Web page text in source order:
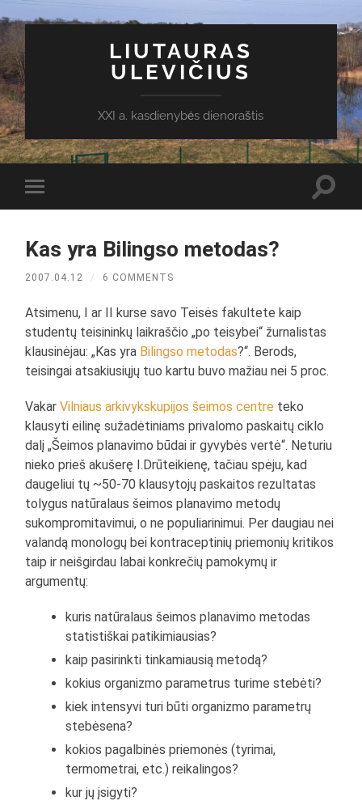
LIUTAURAS
ULEVIČIUS
XXI a. kasdienybės dienoraštis
Toggle
mobile
Kas yra Bilingso metodas?
2007.04.12 / 6 COMMENTS
Atsimenu, I ar II kurse savo Teisės fakultete kaip
studentų teisininkų laikraščio „po teisybei“ žurnalistas
klausinėjau: „Kas yra Bilingso metodas?“. Berods,
teisingai atsakiusiųjų tuo kartu buvo mažiau nei 5 proc.
VakarVilniaus arkivykskupijos šeimos centre teko
klausyti eilinę sužadėtiniams privalomo paskaitų ciklo
dalį „Šeimos planavimo būdai ir gyvybės vertė“. Neturiu
nieko prieš akušerę I.Drūteikienę, tačiau spėju, kad
daugeliui tų ~50-70 klausytojų paskaitos rezultatas
tolygus natūralaus šeimos planavimo metodų
sukompromitavimui, o ne populiarinimui. Per daugiau nei
valandą monologų bei kontraceptinių priemonių kritikos
taip ir neišgirdau labai konkrečių pamokymų ir
argumentų:
kuris natūralaus šeimos planavimo metodas
statistiškai patikimiausias?
kaip pasirinkti tinkamiausią metodą?
kokius organizmo parametrus turime stebėti?
kiek intensyvi turi būti organizmo parametrų
stebėsena?
kokios pagalbinės priemonės (tyrimai,
termometrai, etc.) reikalingos?
kur jų įsigyti?